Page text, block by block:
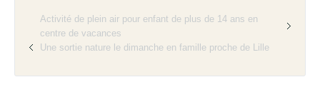
Activité de plein air pour enfant de plus de 14 ans en
centre de vacances
Une sortie nature le dimanche en famille proche de Lille